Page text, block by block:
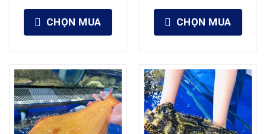
CHỌN MUA CHỌN MUA